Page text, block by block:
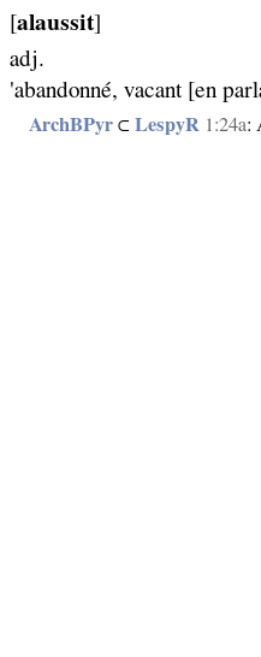
[alaussit]
adj.
'abandonné, vacant [en
ArchBPyr ⊂LespyR 1:24a: